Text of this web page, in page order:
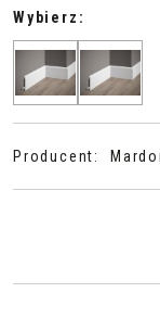
Wybierz:
Producent: